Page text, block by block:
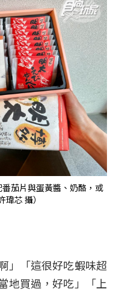
茄片與蛋黃醬、奶酪，或
芯 攝）
」「這很好吃蝦味超
地買過，好吃」「上